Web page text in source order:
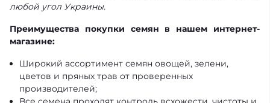
любой угол Украины.
Преимущества покупки семян в нашем интернет-
магазине:
Широкий ассортимент семян овощей, зелени,
цветов и пряных трав от проверенных
производителей;